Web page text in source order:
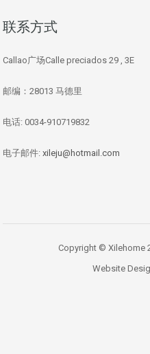
联系方式
Callao广场Calle preciados 29 , 3E
邮编：28013 马德里
电话: 0034-910719832
电子邮件: xileju@hotmail.com
Copyright © Xilehome
Website